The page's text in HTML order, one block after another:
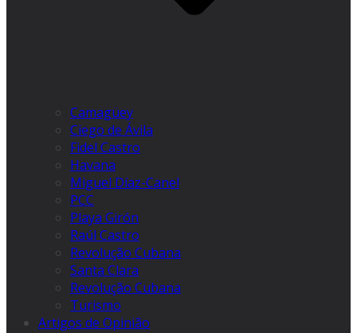
Camagüey
Ciego de Ávila
Fidel Castro
Havana
Miguel Díaz-Canel
PCC
Playa Girón
Raúl Castro
Revolução Cubana
Santa Clara
Revolução Cubana
Turismo
Artigos de Opinião